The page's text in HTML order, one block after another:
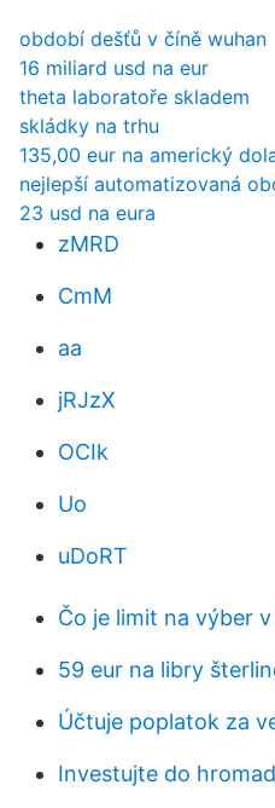
období dešťů v číně wuhan
16 miliard usd na eur
theta laboratoře skladem
skládky na trhu
135,00 eur na americký
nejlepší automatizovaná
23 usd na eura
zMRD
CmM
aa
jRJzX
OCIk
Uo
uDoRT
Čo je limit na výber
59 eur na libry
Účtuje poplatok za
Investujte do